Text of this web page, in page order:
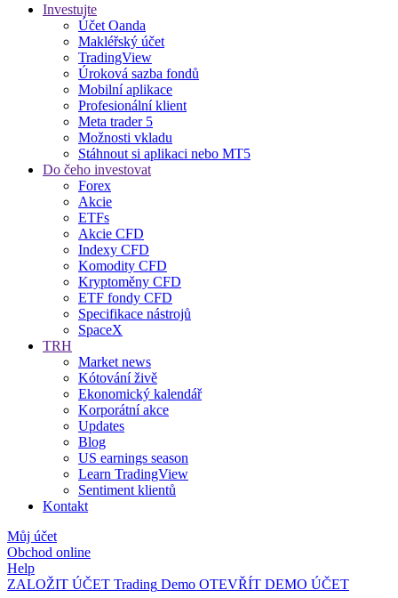
Investujte
Účet Oanda
Makléřský účet
TradingView
Úroková sazba fondů
Mobilní aplikace
Profesionální klient
Meta trader 5
Možnosti vkladu
Stáhnout si aplikaci nebo MT5
Do čeho investovat
Forex
Akcie
ETFs
Akcie CFD
Indexy CFD
Komodity CFD
Kryptoměny CFD
ETF fondy CFD
Specifikace nástrojů
SpaceX
TRH
Market news
Kótování živě
Ekonomický kalendář
Korporátní akce
Updates
Blog
US earnings season
Learn TradingView
Sentiment klientů
Kontakt
Můj účet
Obchod online
Help
ZALOŽIT ÚČET Trading Demo OTEVŘÍT DEMO ÚČET